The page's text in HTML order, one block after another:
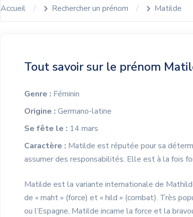
Accueil Rechercher un prénom Matilde
Tout savoir sur le prénom
Genre : Féminin
Origine : Germano-latine
Se fête le : 14 mars
Caractère : Matilde est réputée pour sa
assumer des responsabilités. Elle est à la fois
Matilde est la variante internationale de
de « maht » (force) et « hild » (combat). Très
ou l’Espagne, Matilde incarne la force et la